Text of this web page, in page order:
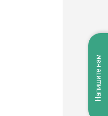
Напишите нам